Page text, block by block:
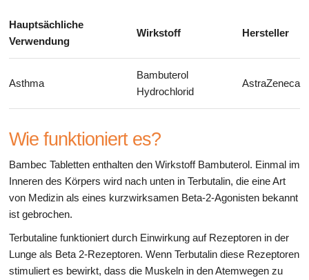
Hauptsächliche
Verwendung
Wirkstoff Hersteller
Asthma
Bambuterol
Hydrochlorid
AstraZeneca
Wie funktioniert es?
Bambec Tabletten enthalten den Wirkstoff Bambuterol. Einmal im
Inneren des Körpers wird nach unten in Terbutalin, die eine Art
von Medizin als eines kurzwirksamen Beta-2-Agonisten bekannt
ist gebrochen.
Terbutaline funktioniert durch Einwirkung auf Rezeptoren in der
Lunge als Beta 2-Rezeptoren. Wenn Terbutalin diese Rezeptoren
stimuliert es bewirkt, dass die Muskeln in den Atemwegen zu